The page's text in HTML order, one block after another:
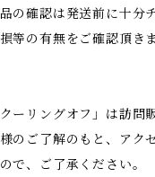
の確認は発送前に十分
等の有無をご確認頂き
ーリングオフ」は訪問
のご了解のもと、アク
で、ご了承ください。